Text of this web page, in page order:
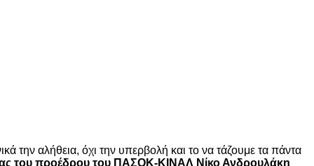
την αλήθεια, όχι την υπερβολή και το να τάζουμε τα πάντα
του προέδρου του ΠΑΣΟΚ-ΚΙΝΑΛ Νίκο Ανδρουλάκη